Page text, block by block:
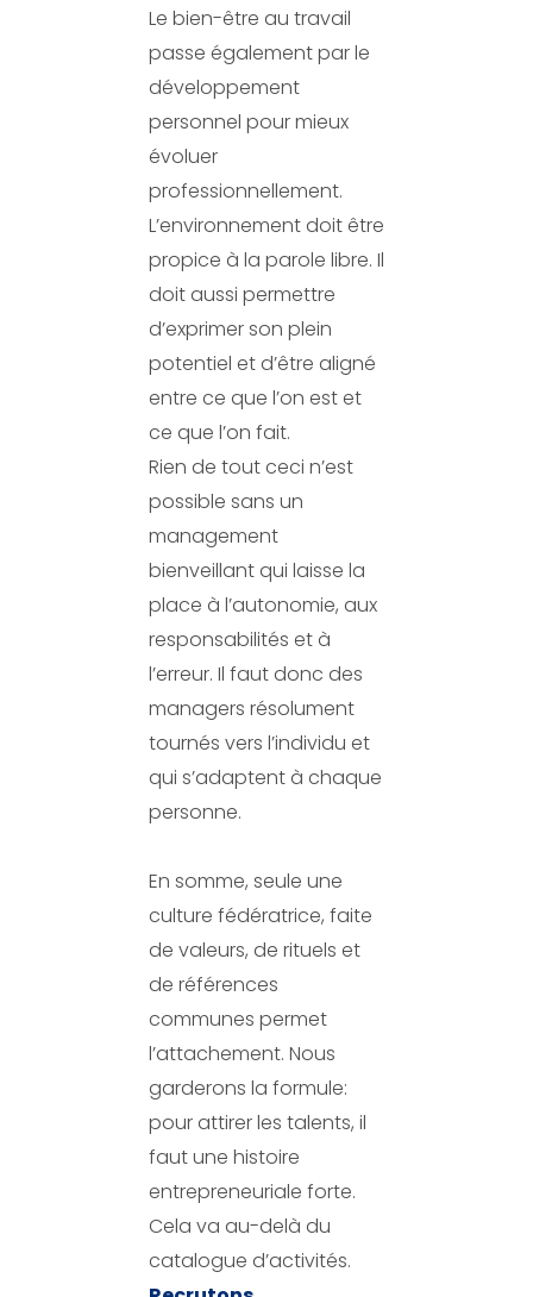
Le bien-être au travail
passe également par le
développement
personnel pour mieux
évoluer
professionnellement.
L’environnement doit être
propice à la parole libre. Il
doit aussi permettre
d’exprimer son plein
potentiel et d’être aligné
entre ce que l’on est et
ce que l’on fait.
Rien de tout ceci n’est
possible sans un
management
bienveillant qui laisse la
place à l’autonomie, aux
responsabilités et à
l’erreur. Il faut donc des
managers résolument
tournés vers l’individu et
qui s’adaptent à chaque
personne.
En somme, seule une
culture fédératrice, faite
de valeurs, de rituels et
de références
communes permet
l’attachement. Nous
garderons la formule:
pour attirer les talents, il
faut une histoire
entrepreneuriale forte.
Cela va au-delà du
catalogue d’activités.